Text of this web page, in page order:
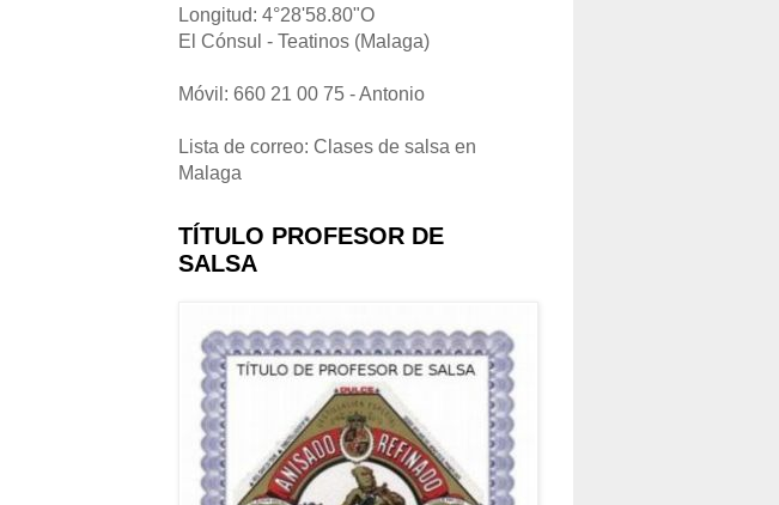
Longitud: 4°28'58.80"O
El Cónsul - Teatinos (Malaga)
Móvil: 660 21 00 75 - Antonio
Lista de correo: Clases de salsa en
Malaga
TÍTULO PROFESOR DE
SALSA